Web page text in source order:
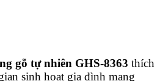
gỗ tự nhiên GHS-8363 thích
sinh hoạt gia đình mang